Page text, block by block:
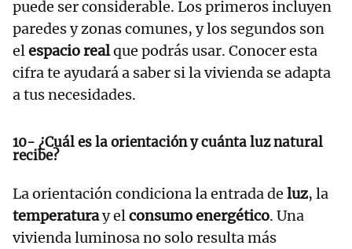
puede ser considerable. Los primeros incluyen
paredes y zonas comunes, y los segundos son
elespacio realque podrás usar. Conocer esta
cifra te ayudará a saber si la vivienda se adapta
a tus necesidades.
10- ¿Cuál es la orientación y cuánta luz natural
recibe?
La orientación condiciona la entrada de luz, la
temperaturay elconsumo energético. Una
vivienda luminosa no solo resulta más